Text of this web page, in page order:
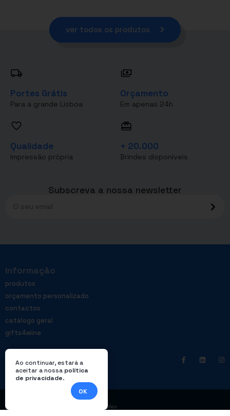
ver todos os produtos
Portes Grátis
Para a grande Lisboa
Orçamento
Em apenas 24h
Qualidade
Impressão própria
+ 20.000
Brindes disponíveis
Subscreva a nossa newsletter
Informação
produtos
orçamento personalizado
contactos
catálogo geral
gifts4wine
Livro de reclamações
Ao continuar, estará a
aceitar a nossa política
de privacidade.
OK